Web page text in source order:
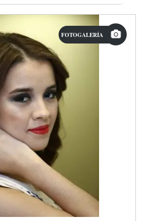
FOTOGALERÍA